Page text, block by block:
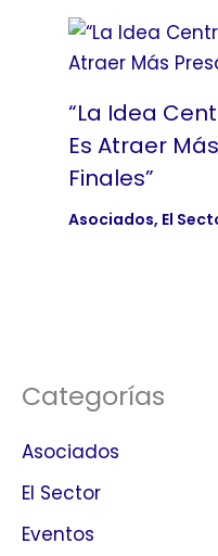
“La Idea
Es Atraer
Finales”
Asociados, El
Categorías
Asociados
El Sector
Eventos